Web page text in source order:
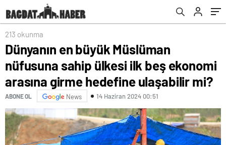
hedefine ulaşabilir mi?
213 okunma
Dünyanın en büyük Müslüman
nüfusuna sahip ülkesi ilk beş ekonomi
arasına girme hedefine ulaşabilir mi?
ABONE OL News 14 Haziran 2024 00:51